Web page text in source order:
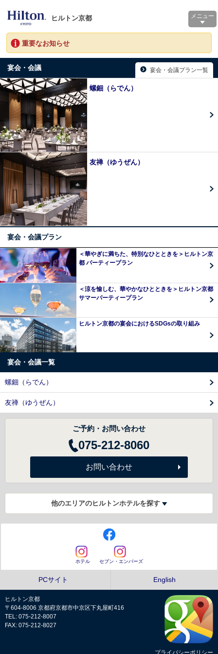
ヒルトン京都 メニュー
重要なお知らせ
宴会・会議 宴会・会議プラン一覧
螺鈿（らでん）
友禅（ゆうぜん）
宴会・会議プラン
＜華やぎに満ちた、特別なひとときを＞ヒルトン京
都 パーティープラン
＜涼を愉しむ、華やかなひとときを＞ヒルトン京都
サマーパーティープラン
ヒルトン京都の宴会におけるSDGsの取り組み
宴会・会議一覧
螺鈿（らでん）
友禅（ゆうぜん）
ご予約・お問い合わせ
075-212-8060
お問い合わせ
他のエリアのヒルトンホテルを探す
ホテル セブン・エンバーズ
PCサイト English
ヒルトン京都
〒604-8006 京都府京都市中京区下丸屋町416
TEL: 075-212-8007
FAX: 075-212-8027